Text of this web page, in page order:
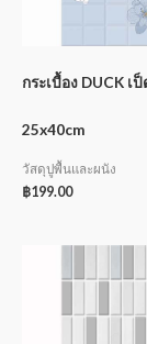
กระเบื้อง DUCK เ
25x40cm
วัสดุปูพื้นและผนัง
฿199.00